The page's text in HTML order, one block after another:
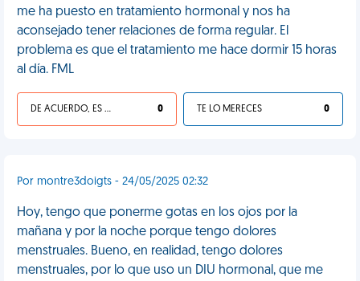
me ha puesto en tratamiento hormonal y nos ha
aconsejado tener relaciones de forma regular. El
problema es que el tratamiento me hace dormir 15 horas
al día. FML
DE ACUERDO, ES UNA VIDA HP 0 TE LO MERECES 0
Por montre3doigts - 24/05/2025 02:32
Hoy, tengo que ponerme gotas en los ojos por la
mañana y por la noche porque tengo dolores
menstruales. Bueno, en realidad, tengo dolores
menstruales, por lo que uso un DIU hormonal, que me